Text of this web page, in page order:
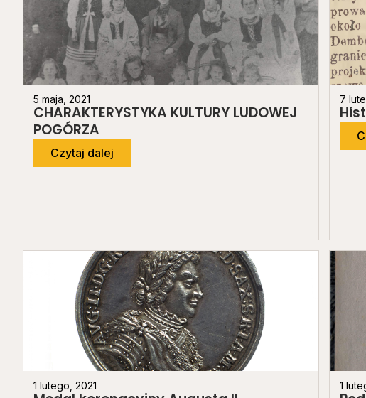
5 maja, 2021
CHARAKTERYSTYKA KULTURY LUDOWEJ
POGÓRZA
Czytaj dalej
7
1 lutego, 2021 1